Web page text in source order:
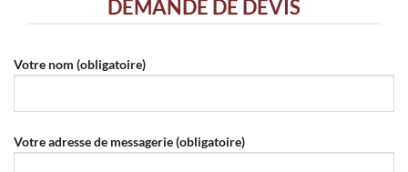
DEMANDE DE DEVIS
Votre nom (obligatoire)
Votre adresse de messagerie (obligatoire)